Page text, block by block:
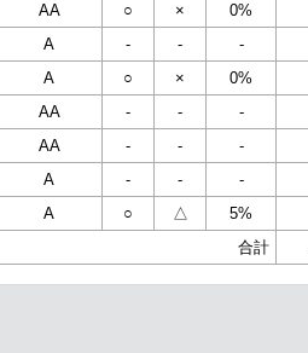
AA ○ × 0%
A - - -
A ○ × 0%
AA - - -
AA - - -
A - - -
A ○ △ 5%
合計